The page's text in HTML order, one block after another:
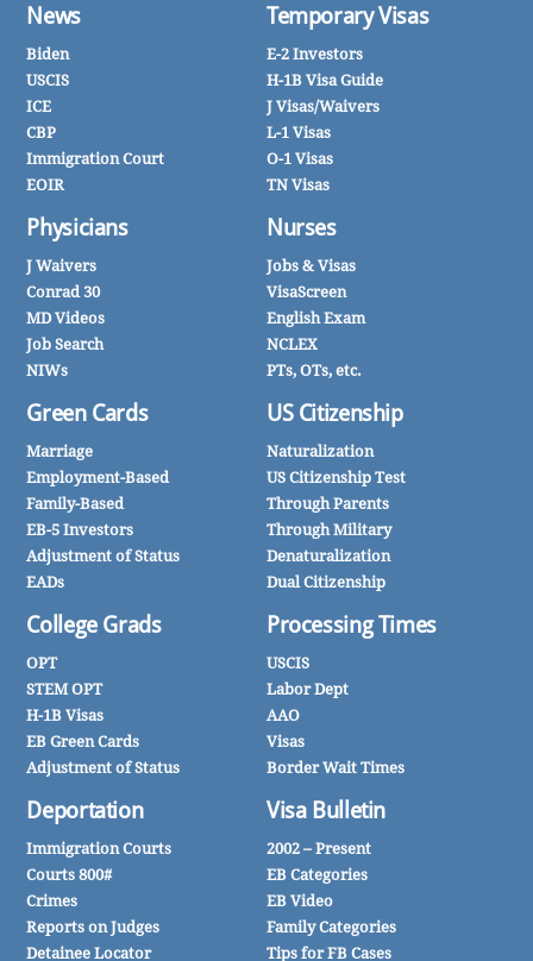
News
Biden
USCIS
ICE
CBP
Immigration Court
EOIR
Physicians
J Waivers
Conrad 30
MD Videos
Job Search
NIWs
Green Cards
Marriage
Employment-Based
Family-Based
EB-5 Investors
Adjustment of Status
EADs
College Grads
OPT
STEM OPT
H-1B Visas
EB Green Cards
Adjustment of Status
Deportation
Immigration Courts
Courts 800#
Crimes
Reports on Judges
Detainee Locator
Temporary Visas
E-2 Investors
H-1B Visa Guide
J Visas/Waivers
L-1 Visas
O-1 Visas
TN Visas
Nurses
Jobs & Visas
VisaScreen
English Exam
NCLEX
PTs, OTs, etc.
US Citizenship
Naturalization
US Citizenship Test
Through Parents
Through Military
Denaturalization
Dual Citizenship
Processing Times
USCIS
Labor Dept
AAO
Visas
Border Wait Times
Visa Bulletin
2002 – Present
EB Categories
EB Video
Family Categories
Tips for FB Cases